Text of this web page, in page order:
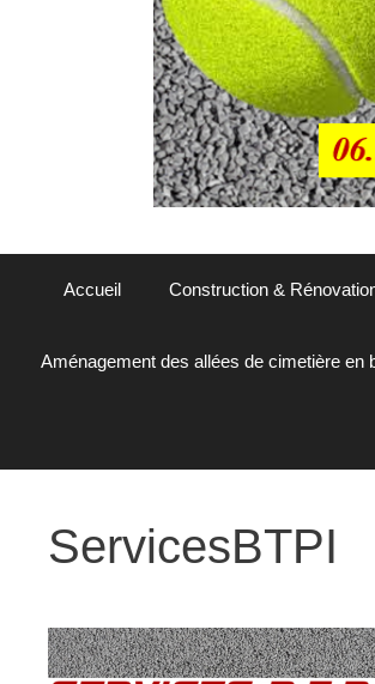
Accueil
Construction &
Aménagement des allées de cimetière en
ServicesBTPI